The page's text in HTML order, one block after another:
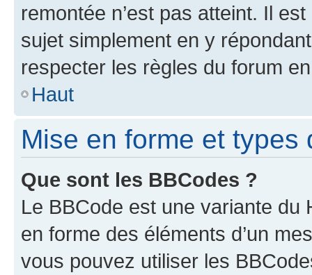
remontée n’est pas atteint. Il
sujet simplement en y
respecter les règles du forum
Haut
Mise en forme et types
Que sont les BBCodes ?
Le BBCode est une variante du
en forme des éléments d’un
vous pouvez utiliser les